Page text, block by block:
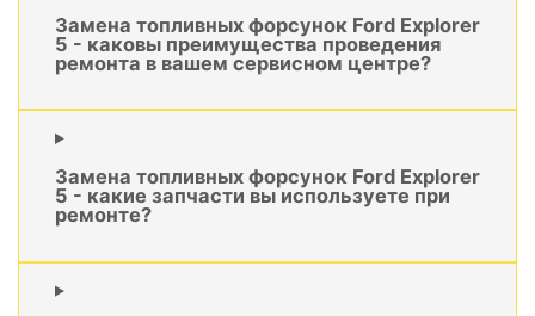
Замена топливных форсунок Ford Explorer
5 - каковы преимущества проведения
ремонта в вашем сервисном центре?
Замена топливных форсунок Ford Explorer
5 - какие запчасти вы используете при
ремонте?